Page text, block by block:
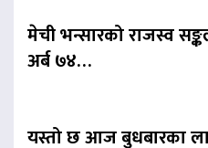
मेची भन्सारको राजस्व
अर्ब ७४…
यस्तो छ आज बुधबारका